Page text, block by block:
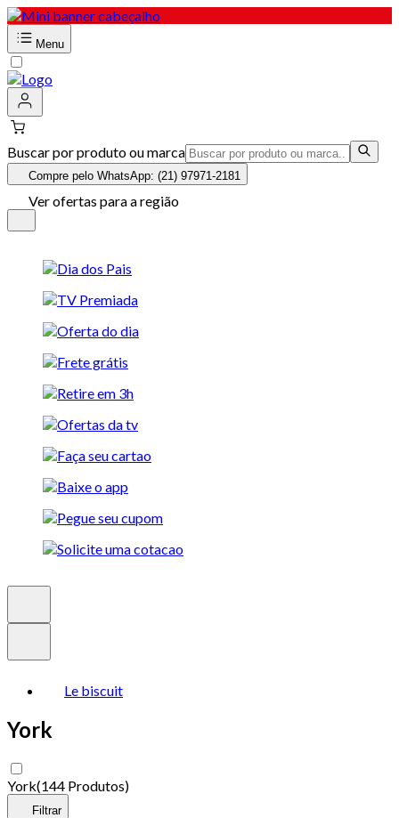
Menu
Buscar por produto ou marca
Compre pelo WhatsApp: (21) 97971-2181
Ver ofertas para a região
Le biscuit
York
York(144 Produtos)
Filtrar